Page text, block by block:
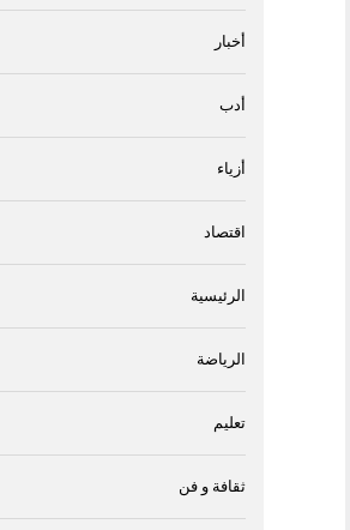
أخبار
أدب
أزياء
اقتصاد
الرئيسية
الرياضة
تعليم
ثقافة و فن